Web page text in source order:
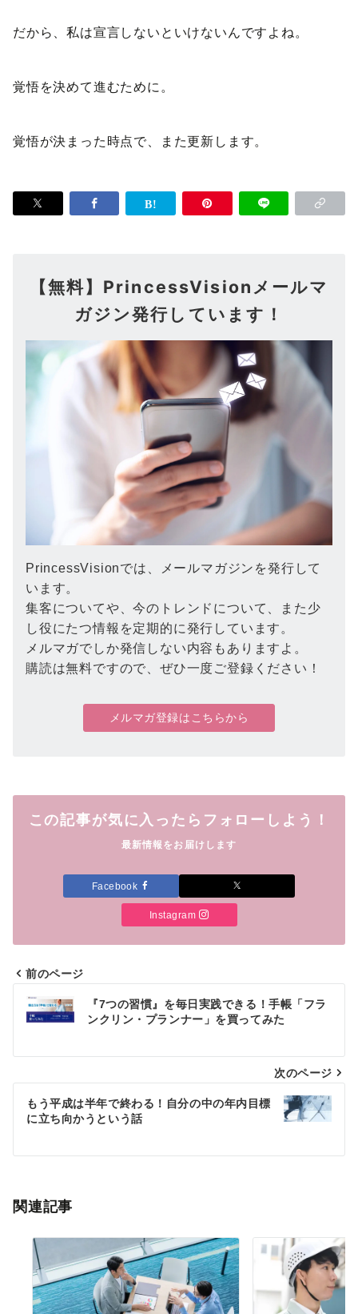
だから、私は宣言しないといけないんですよね。
覚悟を決めて進むために。
覚悟が決まった時点で、また更新します。
【無料】PrincessVisionメールマ
ガジン発行しています！
PrincessVisionでは、メールマガジンを発行して
います。
集客についてや、今のトレンドについて、また少
し役にたつ情報を定期的に発行しています。
メルマガでしか発信しない内容もありますよ。
購読は無料ですので、ぜひ一度ご登録ください！
メルマガ登録はこちらから
この記事が気に入ったらフォローしよう！
最新情報をお届けします
Facebook
Instagram
投
稿
ナ
ビ
ゲ
シ
ン
前のページ
『7つの習慣』を毎日実践できる！手帳「フラ
ンクリン・プランナー」を買ってみた
次のページ
もう平成は半年で終わる！自分の中の年内目標
に立ち向かうという話
関連記事